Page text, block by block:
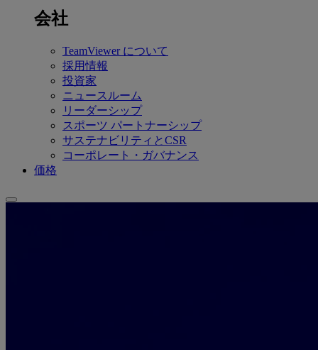
会社
TeamViewer について
採用情報
投資家
ニュースルーム
リーダーシップ
スポーツ パートナーシップ
サステナビリティとCSR
コーポレート・ガバナンス
価格